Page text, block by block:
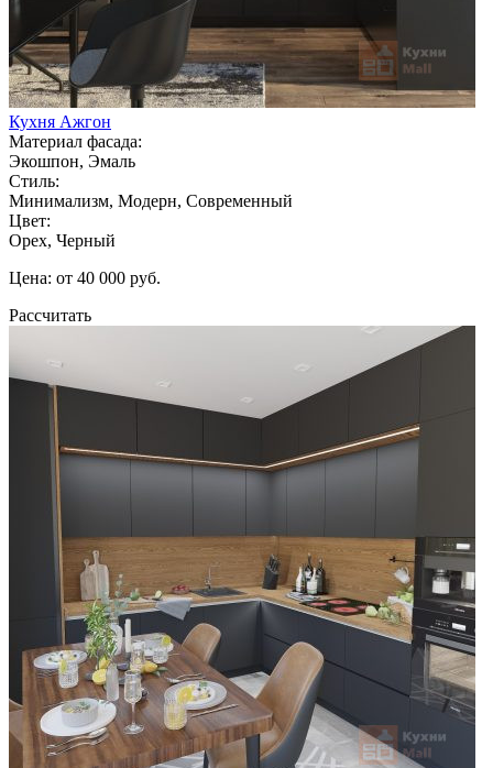
Кухня Ажгон
Материал фасада:
Экошпон, Эмаль
Стиль:
Минимализм, Модерн, Современный
Цвет:
Орех, Черный
Цена: от 40 000 руб.
Рассчитать